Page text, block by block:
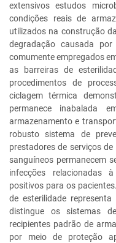
extensivos estudos
condições reais de
utilizados na construção
degradação causada
comumente empregados
as barreiras de
procedimentos de
ciclagem térmica
permanece inabalada
armazenamento e
robusto sistema de
prestadores de serviços
sanguíneos permanecem
infecções relacionadas
positivos para os
de esterilidade
distingue os sistemas
recipientes padrão de
por meio de proteção